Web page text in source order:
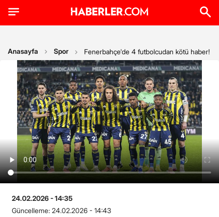
Anasayfa Spor Fenerbahçe'de 4 futbolcudan kötü haber!
24.02.2026 - 14:35
Güncelleme: 24.02.2026 - 14:43